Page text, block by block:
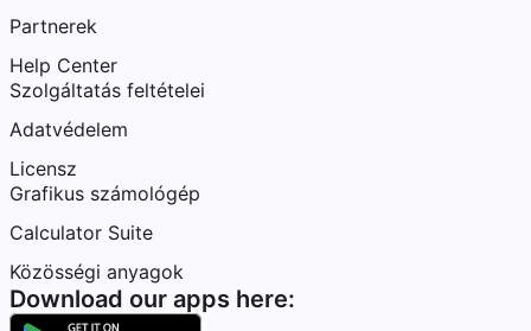
Partnerek
Help Center
Szolgáltatás feltételei
Adatvédelem
Licensz
Grafikus számológép
Calculator Suite
Közösségi anyagok
Download our apps here: